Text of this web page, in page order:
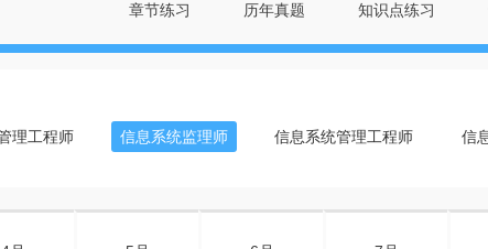
章节练习 历年真题 知识点练习
理工程师 信息系统监理师 信息系统管理工程师 信